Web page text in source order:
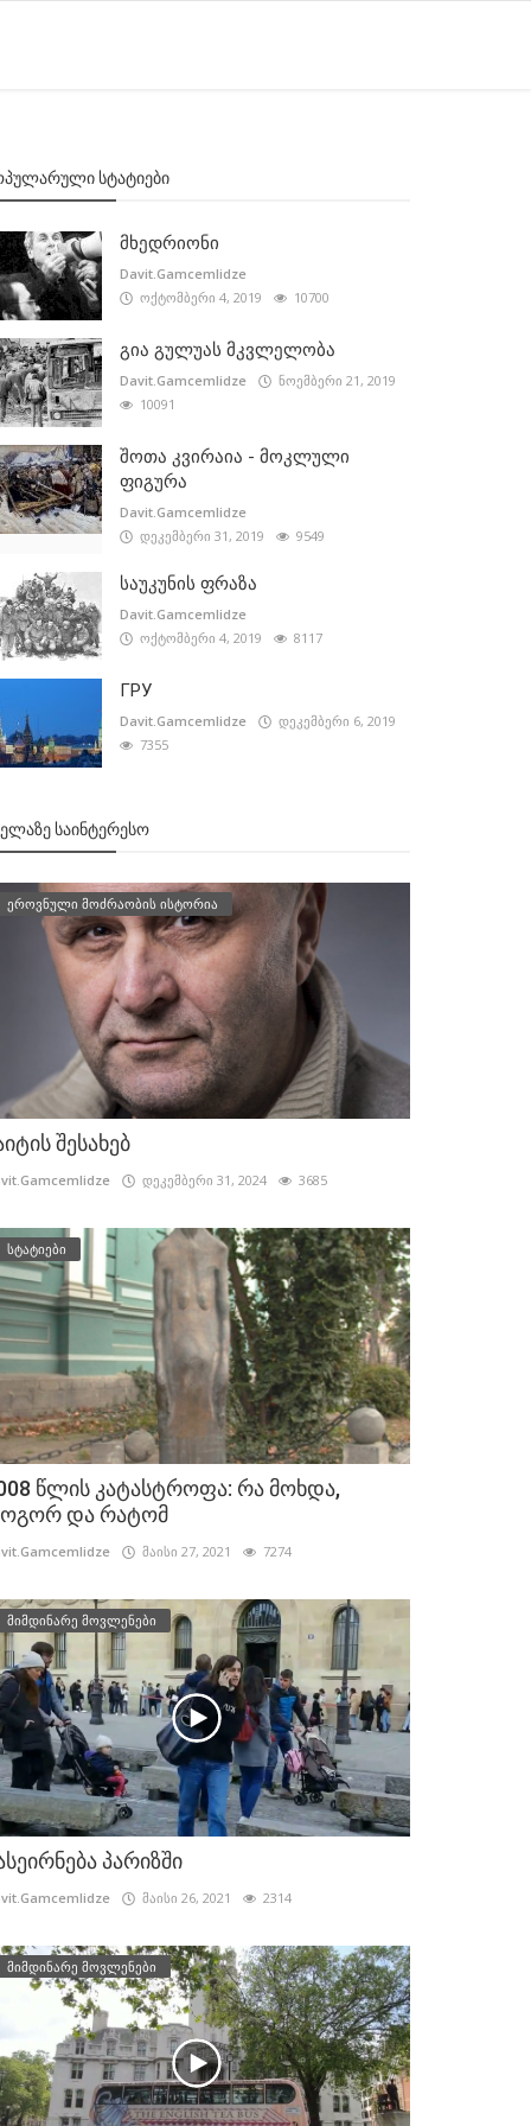
ᲡᲢᲐᲢᲘᲔᲑᲘ
მხედრიონი
Davit.Gamcemlidze
ოქტომბერი 4, 2019
10700
გია გულუას მკვლელობა
Davit.Gamcemlidze
ნოემბერი 21, 2019
10091
შოთა კვირაია - მოკლული
ფიგურა
Davit.Gamcemlidze
დეკემბერი 31, 2019
9549
საუკუნის ფრაზა
Davit.Gamcemlidze
ოქტომბერი 4, 2019
8117
ГРУ
Davit.Gamcemlidze
დეკემბერი 6, 2019
7355
ᲡᲐᲘᲜᲢᲔᲠᲔᲡᲝ
ეროვნული მოძრაობის ისტორია
შესახებ
დეკემბერი 31, 2024 3685
სტატიები
წლის კატასტროფა: რა მოხდა,
და რატომ
მაისი 27, 2021 7274
მიმდინარე მოვლენები
პარიზში
მაისი 26, 2021 2314
მიმდინარე მოვლენები